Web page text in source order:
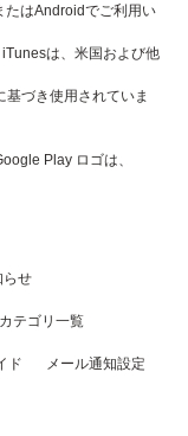
たはAndroidでご利用い
は、米国および他
基づき使用されていま
Play ロゴは、
らせ
カテゴリ一覧
ド メール通知設定